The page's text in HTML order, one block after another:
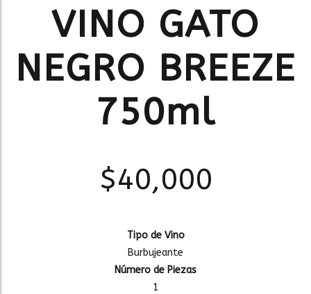
VINO GATO
NEGRO BREEZE
750ml
$40,000
Tipo de Vino
Burbujeante
Número de Piezas
1